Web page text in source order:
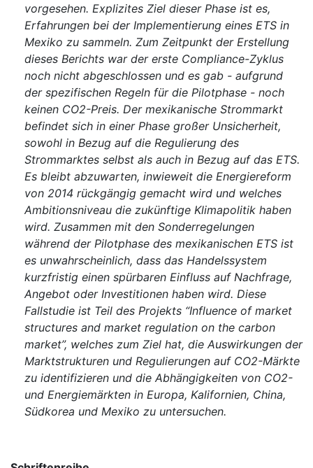
vorgesehen. Explizites Ziel dieser Phase ist es,
Erfahrungen bei der Implementierung eines ETS in
Mexiko zu sammeln. Zum Zeitpunkt der Erstellung
dieses Berichts war der erste Compliance-Zyklus
noch nicht abgeschlossen und es gab - aufgrund
der spezifischen Regeln für die Pilotphase - noch
keinen CO2-Preis. Der mexikanische Strommarkt
befindet sich in einer Phase großer Unsicherheit,
sowohl in Bezug auf die Regulierung des
Strommarktes selbst als auch in Bezug auf das ETS.
Es bleibt abzuwarten, inwieweit die Energiereform
von 2014 rückgängig gemacht wird und welches
Ambitionsniveau die zukünftige Klimapolitik haben
wird. Zusammen mit den Sonderregelungen
während der Pilotphase des mexikanischen ETS ist
es unwahrscheinlich, dass das Handelssystem
kurzfristig einen spürbaren Einfluss auf Nachfrage,
Angebot oder Investitionen haben wird. Diese
Fallstudie ist Teil des Projekts “Influence of market
structures and market regulation on the carbon
market”, welches zum Ziel hat, die Auswirkungen der
Marktstrukturen und Regulierungen auf CO2-Märkte
zu identifizieren und die Abhängigkeiten von CO2-
und Energiemärkten in Europa, Kalifornien, China,
Südkorea und Mexiko zu untersuchen.